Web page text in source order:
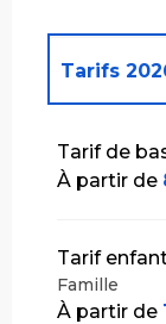
Tarifs
Tarifs
Tarif de
À partir de
Tarif
Famille
À partir de